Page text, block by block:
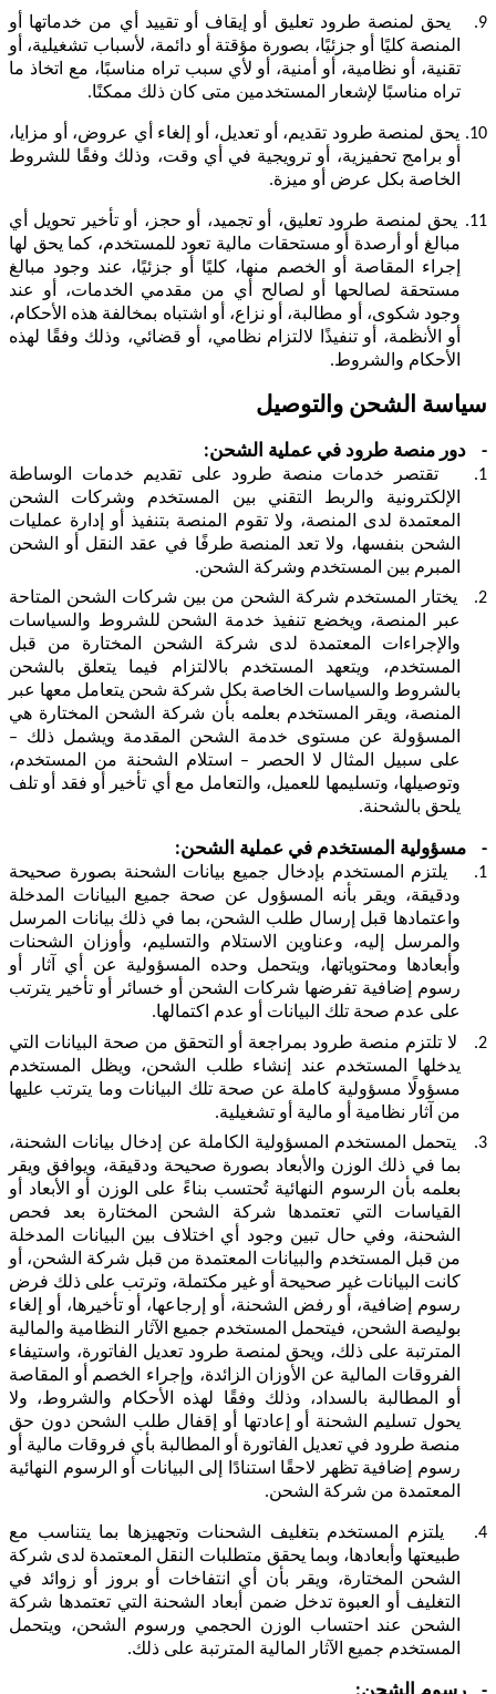
9.
يحق لمنصة طرود تعليق أو إيقاف أو تقييد أي من خدماتها أو
المنصة كليًا أو جزئيًا، بصورة مؤقتة أو دائمة، لأسباب تشغيلية، أو
تقنية، أو نظامية، أو أمنية، أو لأي سبب تراه مناسبًا، مع اتخاذ ما
تراه مناسبًا لإشعار المستخدمين متى كان ذلك ممكنًا.
10.
يحق لمنصة طرود تقديم، أو تعديل، أو إلغاء أي عروض، أو مزايا،
أو برامج تحفيزية، أو ترويجية في أي وقت، وذلك وفقًا للشروط
الخاصة بكل عرض أو ميزة.
11.
يحق لمنصة طرود تعليق، أو تجميد، أو حجز، أو تأخير تحويل أي
مبالغ أو أرصدة أو مستحقات مالية تعود للمستخدم، كما يحق لها
إجراء المقاصة أو الخصم منها، كليًا أو جزئيًا، عند وجود مبالغ
مستحقة لصالحها أو لصالح أي من مقدمي الخدمات، أو عند
وجود شكوى، أو مطالبة، أو نزاع، أو اشتباه بمخالفة هذه الأحكام،
أو الأنظمة، أو تنفيذًا لالتزام نظامي، أو قضائي، وذلك وفقًا لهذه
الأحكام والشروط.
سياسة الشحن والتوصيل
- دور منصة طرود في عملية الشحن:
1.
تقتصر خدمات منصة طرود على تقديم خدمات الوساطة
الإلكترونية والربط التقني بين المستخدم وشركات الشحن
المعتمدة لدى المنصة، ولا تقوم المنصة بتنفيذ أو إدارة عمليات
الشحن بنفسها، ولا تعد المنصة طرفًا في عقد النقل أو الشحن
المبرم بين المستخدم وشركة الشحن.
2.
يختار المستخدم شركة الشحن من بين شركات الشحن المتاحة
عبر المنصة، ويخضع تنفيذ خدمة الشحن للشروط والسياسات
والإجراءات المعتمدة لدى شركة الشحن المختارة من قبل
المستخدم، ويتعهد المستخدم بالالتزام فيما يتعلق بالشحن
بالشروط والسياسات الخاصة بكل شركة شحن يتعامل معها عبر
المنصة، ويقر
المستخدم بعلمه بأن شركة الشحن المختارة هي
المسؤولة عن مستوى خدمة الشحن المقدمة ويشمل ذلك –
على سبيل المثال لا الحصر – استلام الشحنة من المستخدم،
وتوصيلها، وتسليمها للعميل، والتعامل مع أي تأخير أو فقد أو تلف
يلحق بالشحنة.
- مسؤولية المستخدم في عملية الشحن:
1.
يلتزم المستخدم بإدخال جميع بيانات الشحنة بصورة صحيحة
ودقيقة، ويقر بأنه المسؤول عن صحة جميع البيانات المدخلة
واعتمادها قبل إرسال طلب الشحن، بما في ذلك بيانات المرسل
والمرسل إليه، وعناوين الاستلام والتسليم، وأوزان الشحنات
وأبعادها ومحتوياتها، ويتحمل وحده
لمسؤولية عن أي آثار أو
رسوم إضافية تفرضها شركات الشحن أو خسائر أو تأخير يترتب
على عدم صحة تلك البيانات أو عدم اكتمالها.
2.
لا تلتزم منصة طرود بمراجعة أو التحقق من صحة البيانات التي
يدخلها المستخدم عند إنشاء طلب الشحن، ويظل المستخدم
مسؤولًا مسؤولية كاملة عن صحة تلك البيانات وما يترتب عليها
من آثار نظامية أو مالية أو تشغيلية.
3.
يتحمل المستخدم المسؤولية الكاملة عن إدخال بيانات الشحنة،
بما في ذلك الوزن والأبعاد بصورة صحيحة ودقيقة، ويوافق ويقر
بعلمه بأن الرسوم النهائية تُحتسب بناءً على الوزن أو الأبعاد أو
القياسات التي تعتمدها شركة الشحن المختارة بعد فحص
الشحنة، وفي حال تبين وجود أي اختلاف بين البيانات المدخلة
من قبل المستخدم والبيانات المعتمدة من قبل شركة الشحن، أو
كانت البيانات غير صحيحة أو غير مكتملة، وترتب على ذلك فرض
رسوم إضافية، أو رفض الشحنة، أو إرجاعها، أو تأخيرها، أو إلغاء
بوليصة الشحن، فيتحمل المستخدم جميع الآثار النظامية والمالية
المترتبة على ذلك، ويحق لمنصة طرود تعديل الفاتورة، واستيفاء
الفروقات المالية عن الأوزان الزائدة، وإجراء الخصم أو المقاصة
أو المطالبة بالسداد، وذلك وفقًا لهذه الأحكام والشروط، ولا
يحول تسليم الشحنة أو إعادتها أو إقفال طلب الشحن دون حق
منصة طرود في تعديل الفاتورة أو المطالبة بأي فروقات مالية أو
رسوم إضافية تظهر لاحقًا استنادًا إلى البيانات أو الرسوم النهائية
المعتمدة من شركة الشحن.
4.
يلتزم المستخدم بتغليف الشحنات وتجهيزها بما يتناسب مع
طبيعتها وأبعادها، وبما يحقق متطلبات النقل المعتمدة لدى شركة
الشحن المختارة، ويقر بأن أي انتفاخات أو بروز أو زوائد في
التغليف أو العبوة تدخل ضمن أبعاد الشحنة التي تعتمدها شركة
الشحن عند احتساب الوزن الحجمي ورسوم الشحن، ويتحمل
المستخدم جميع الآثار المالية المترتبة على ذلك.